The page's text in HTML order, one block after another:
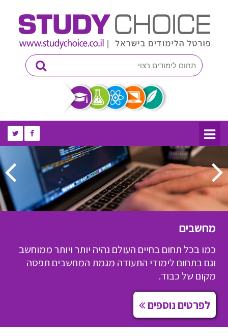
מחשבים
כמו בכל תחום בחיים העולם נהיה יותר ויותר ממוחשב
וגם בתחום לימודי התעודה מגמת המחשבים תפסה
מקום של כבוד.
לפרטים נוספים